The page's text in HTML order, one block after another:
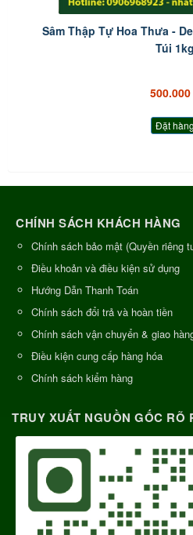
Sâm Thập Tự Hoa Thưa -
Túi 1kg
Đặt hàng
CHÍNH SÁCH KHÁCH HÀNG
Chính sách bảo mật (Quyền riêng
Điều khoản và điều kiện sử dụng
Hướng Dẫn Thanh Toán
Chính sách đổi trả và hoàn tiền
Chính sách vận chuyển & giao
Điều kiện cung cấp hàng hóa
Chính sách kiểm hàng
TRUY XUẤT NGUỒN GỐC RÕ